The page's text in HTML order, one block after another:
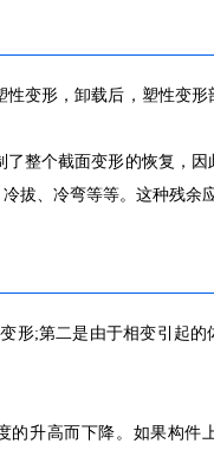
变形，卸载后，塑性变
整个截面变形的恢复，
拔、冷弯等等。这种残余
形;第二是由于相变引起的
的升高而下降。如果构件